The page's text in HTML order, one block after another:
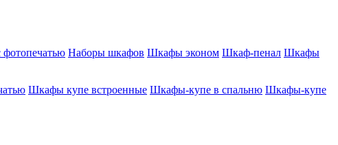
Наборы шкафов Шкафы эконом Шкаф-пенал Шкафы
Шкафы купе встроенные Шкафы-купе в спальню Шкафы-купе